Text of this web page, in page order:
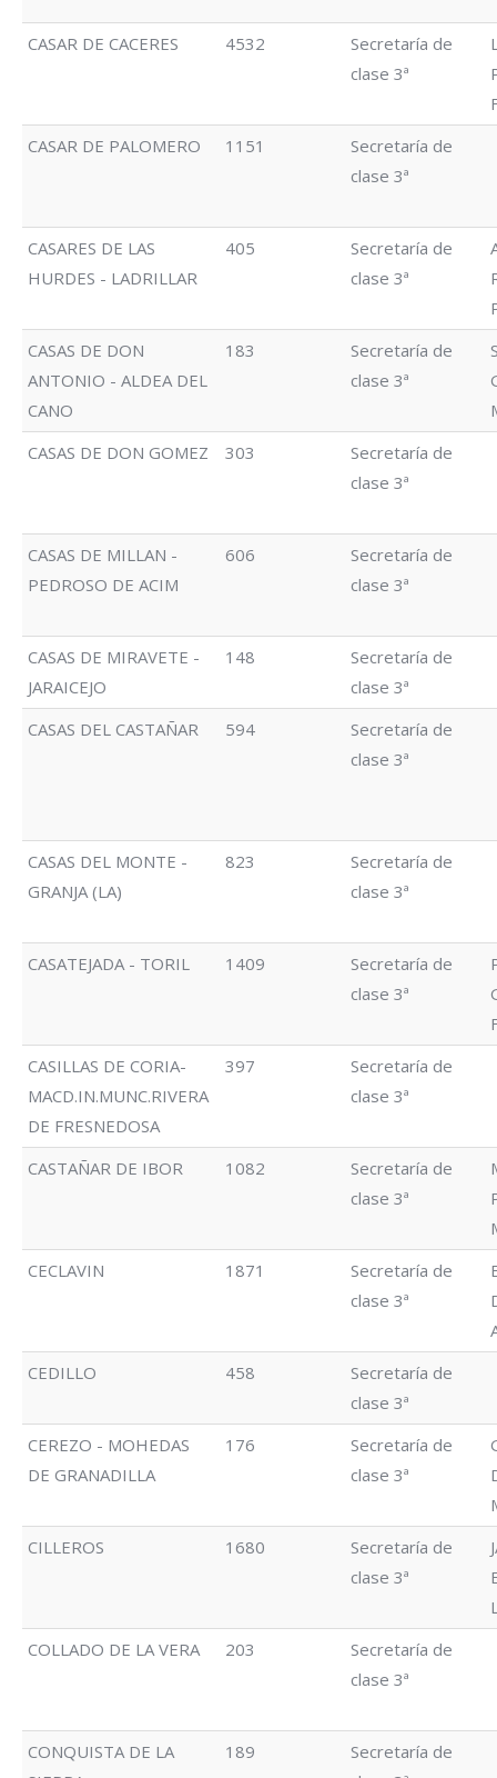
CASAR DE CACERES 4532
Secretaría de
clase 3ª
CASAR DE PALOMERO
1151
Secretaría de
clase 3ª
CASARES DE LAS
HURDES - LADRILLAR
405
Secretaría de
clase 3ª
CASAS DE DON
ANTONIO - ALDEA DEL
CANO
183
Secretaría de
clase 3ª
CASAS DE DON GOMEZ
303
Secretaría de
clase 3ª
CASAS DE MILLAN -
PEDROSO DE ACIM
606
Secretaría de
clase 3ª
CASAS DE MIRAVETE -
JARAICEJO
148
Secretaría de
clase 3ª
CASAS DEL CASTAÑAR
594
Secretaría de
clase 3ª
CASAS DEL MONTE -
GRANJA (LA)
823
Secretaría de
clase 3ª
CASATEJADA - TORIL 1409
Secretaría de
clase 3ª
CASILLAS DE CORIA-
MACD.IN.MUNC.RIVERA
DE FRESNEDOSA
397
Secretaría de
clase 3ª
CASTAÑAR DE IBOR 1082
Secretaría de
clase 3ª
CECLAVIN
1871
Secretaría de
clase 3ª
CEDILLO
458
Secretaría de
clase 3ª
CEREZO - MOHEDAS
DE GRANADILLA
176
Secretaría de
clase 3ª
CILLEROS
1680
Secretaría de
clase 3ª
COLLADO DE LA VERA
203
Secretaría de
clase 3ª
CONQUISTA DE LA
189
Secretaría de